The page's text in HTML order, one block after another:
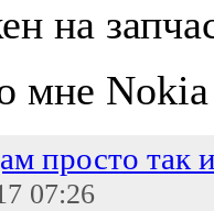
на
мне
просто так
07:26